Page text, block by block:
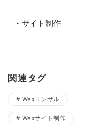
・サイト制作
関連タグ
Webコンサル
Webサイト制作